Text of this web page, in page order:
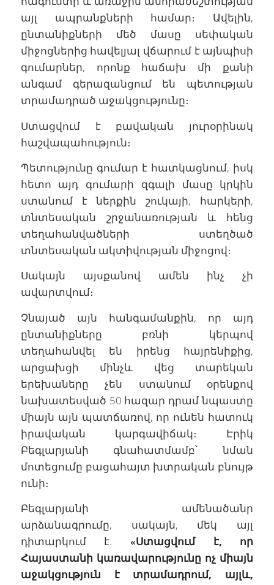
այլ ապրանքների համար։ Ավելին,
ընտանիքների մեծ մասը սեփական
միջոցներից հավելյալ վճարում է այնպիսի
գումարներ, որոնք հաճախ մի քանի
անգամ գերազանցում են պետության
տրամադրած աջակցությունը։
Ստացվում է բավական յուրօրինակ
հաշվապահություն։
Պետությունը գումար է հատկացնում, իսկ
հետո այդ գումարի զգալի մասը կրկին
ստանում է ներքին շուկայի, հարկերի,
տնտեսական շրջանառության և հենց
տեղահանվածների ստեղծած
տնտեսական ակտիվության միջոցով։
Սակայն այսքանով ամեն ինչ չի
ավարտվում։
Չնայած այն հանգամանքին, որ այդ
ընտանիքները բռնի կերպով
տեղահանվել են իրենց հայրենիքից,
արցախցի մինչև վեց տարեկան
երեխաները չեն ստանում օրենքով
նախատեսված 50 հազար դրամ նպաստը
միայն այն պատճառով, որ ունեն հատուկ
իրավական կարգավիճակ։ Էրիկ
Բեգլարյանի գնահատմամբ՝ նման
մոտեցումը բացահայտ խտրական բնույթ
ունի։
Բեգլարյանի ամենածանր
արձանագրումը, սակայն, մեկ այլ
դիտարկում է. «Ստացվում է, որ
Հայաստանի կառավարությունը ոչ միայն
աջակցություն է տրամադրում, այլև,